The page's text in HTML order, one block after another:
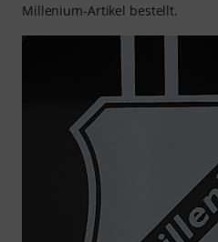
Millenium-Artikel bestellt.